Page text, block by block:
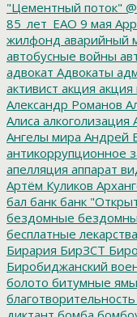
"Цементный поток" @
85_лет_ЕАО 9 мая
жилфонд аварийный
автобусные войны
адвокат Адвокаты
активист акция акция
Александр Романов
Алиса алкоголизация
Ангелы мира Андрей
антикоррупционное
апелляция аппарат
Артём Куликов
бал банк банк
бездомные
бесплатные лекарства
Бирария БирЗСТ
Биробиджанский
болото битумные ямы
благотворительность